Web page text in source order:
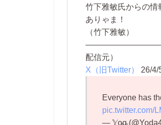
竹下雅敏氏からの情
ありゃま！
（竹下雅敏）
配信元）
X（旧Twitter）
26/4/
Everyone has
pic.twitter.com/
— 𝕐o̴g̴